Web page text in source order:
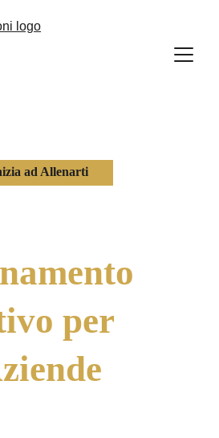
per
ad Allenarti